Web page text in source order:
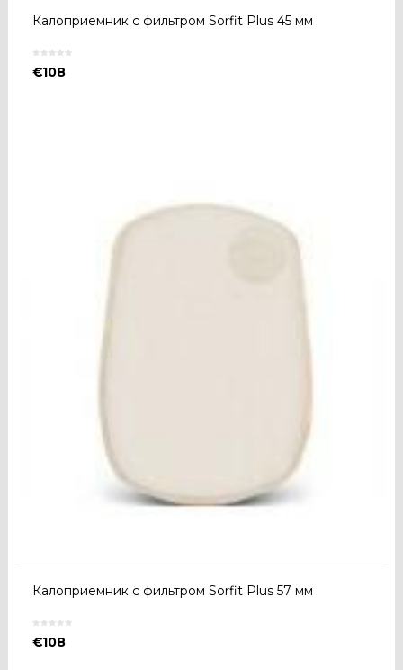
Калоприемник с фильтром Sorfit Plus 45 мм
€108
Калоприемник с фильтром Sorfit Plus 57 мм
€108